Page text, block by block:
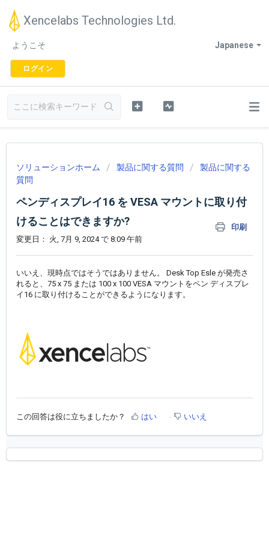
Xencelabs Technologies Ltd.
Japanese
ようこそ
ログイン
ソリューションホーム 製品に関する質問
製品に関する
質問
ペンディスプレイ16 を VESA マウントに取り付
けることはできますか?
印刷
変更日： 火, 7月 9, 2024 で 8:09 午前
いいえ、現時点ではそうではありません。 Desk Top Esle が発売さ
れると、75 x 75 または 100 x 100 VESA マウントをペン ディスプレ
イ16 に取り付けることができるようになります。
この回答は役に立ちましたか？ はい いいえ